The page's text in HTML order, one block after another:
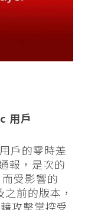
用戶
戶的零時差
報，是次的
受影響的
前的版本，
攻擊掌控受